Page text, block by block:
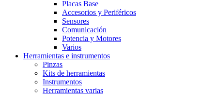
Placas Base
Accesorios y Periféricos
Sensores
Comunicación
Potencia y Motores
Varios
Herramientas e instrumentos
Pinzas
Kits de herramientas
Instrumentos
Herramientas varias